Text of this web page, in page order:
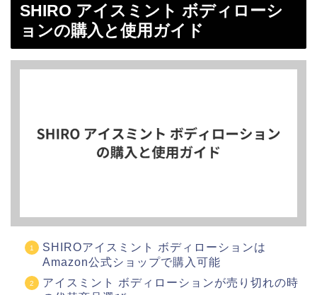
SHIRO アイスミント ボディローシ
ョンの購入と使用ガイド
SHIROアイスミント ボディローションは
Amazon公式ショップで購入可能
アイスミント ボディローションが売り切れの時